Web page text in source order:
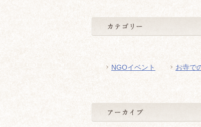
NGOイベント お寺で